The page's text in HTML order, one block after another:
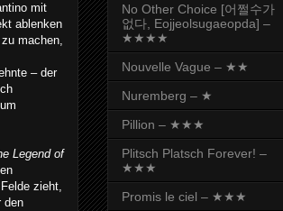
mit
ablenken
machen,
– der
Legend of
zieht,
den
No Other Choice [어쩔수가
없다, Eojjeolsugaeopda] –
★★★★
Nouvelle Vague – ★★
Nuremberg – ★
Pillion – ★★★
Plitsch Platsch Forever! –
★★★
Promis le ciel – ★★★